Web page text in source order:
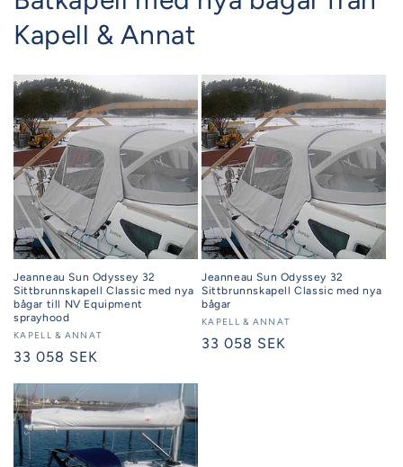
Kapell & Annat
Jeanneau Sun Odyssey 32
Sittbrunnskapell Classic med nya
bågar till NV Equipment
sprayhood
Säljare:
KAPELL & ANNAT
Ordinarie
33 058 SEK
Jeanneau Sun Odyssey 32
Sittbrunnskapell Classic med nya
bågar
Säljare:
KAPELL & ANNAT
Ordinarie
33 058 SEK